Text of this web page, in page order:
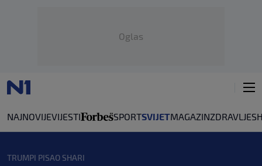
Oglas
NAJNOVIJEVIJESTI SPORTSVIJETMAGAZINZDRAVLJE
TRUMPI PISAO SHARI